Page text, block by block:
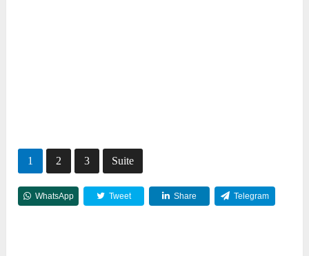
1 2 3 Suite
WhatsApp Tweet Share Telegram